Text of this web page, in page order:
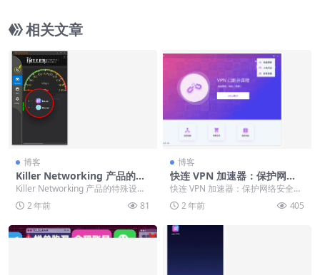
相关文章
博客
Killer Networking 产品的特
殊设置
Killer Networking 产品的特殊设置
如果您使用 Killer N...
2 年前 81
博客
快连 VPN 加速器：保护网络
安全与隐私，提供流畅体验，
快连 VPN 加速器：保护网络安全与
隐私，提供流畅体验，支持多系统
下载 随着互联...
2 年前 405